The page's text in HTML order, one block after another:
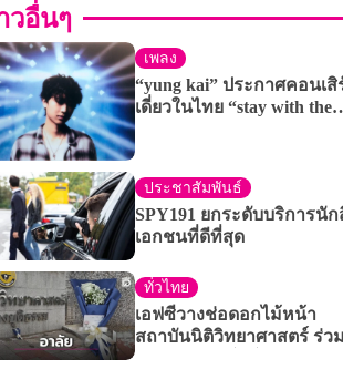
วอื่นๆ
เพลง
“yung kai” ประกาศคอนเสิ
เดี่ยวในไทย “stay with the
ประชาสัมพันธ์
SPY191 ยกระดับบริการนั
เอกชนที่ดีที่สุด
ทั่วไทย
เอฟซีวางช่อดอกไม้หน้า
สถาบันนิติวิทยาศาสตร์ ร่วม